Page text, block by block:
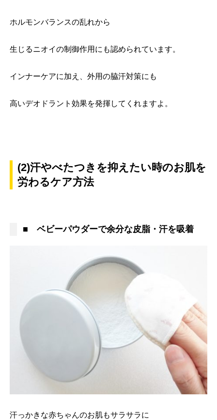
ホルモンバランスの乱れから
生じるニオイの制御作用にも認められています。
インナーケアに加え、外用の脇汗対策にも
高いデオドラント効果を発揮してくれますよ。
(2)汗やべたつきを抑えたい時のお肌を
労わるケア方法
■ ベビーパウダーで余分な皮脂・汗を吸着
汗っかきな赤ちゃんのお肌もサラサラに